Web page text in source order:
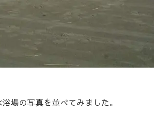
場の写真を並べてみました。